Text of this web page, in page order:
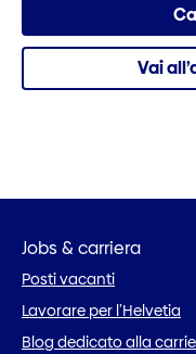
Vai
Jobs & carriera
Posti vacanti
Lavorare per l’Helvetia
Blog dedicato alla